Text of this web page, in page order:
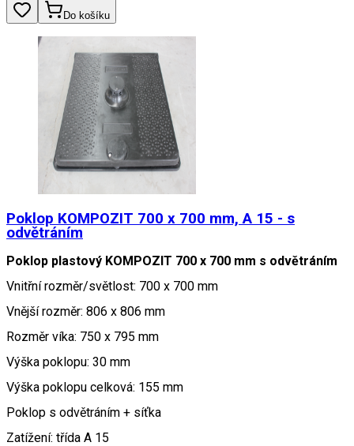
Do košíku
Poklop KOMPOZIT 700 x 700 mm, A 15 - s
odvětráním
Poklop plastový KOMPOZIT 700 x 700 mm s odvětráním
Vnitřní rozměr/světlost: 700 x 700 mm
Vnější rozměr: 806 x 806 mm
Rozměr víka: 750 x 795 mm
Výška poklopu: 30 mm
Výška poklopu celková: 155 mm
Poklop s odvětráním + síťka
Zatížení: třída A 15